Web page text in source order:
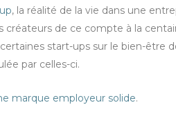
, la réalité de la vie dans une
de ce compte à la
start-ups sur le bien-être
par celles-ci.
marque employeur solide.